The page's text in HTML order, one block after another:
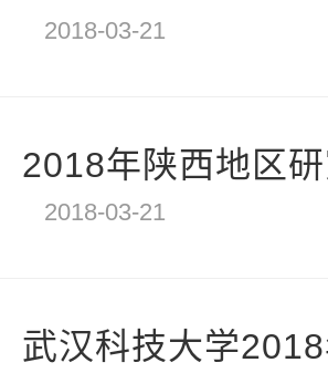
2018-03-21
2018年陕西地区
2018-03-21
武汉科技大学